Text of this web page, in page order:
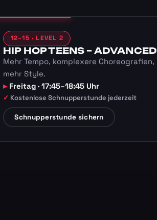
12–15 · LEVEL 2
HIP HOP TEENS – ADVANCED
Mehr Tempo, komplexere Choreografien,
mehr Style.
Freitag · 17:45–18:45 Uhr
Kostenlose Schnupperstunde jederzeit
Schnupperstunde sichern